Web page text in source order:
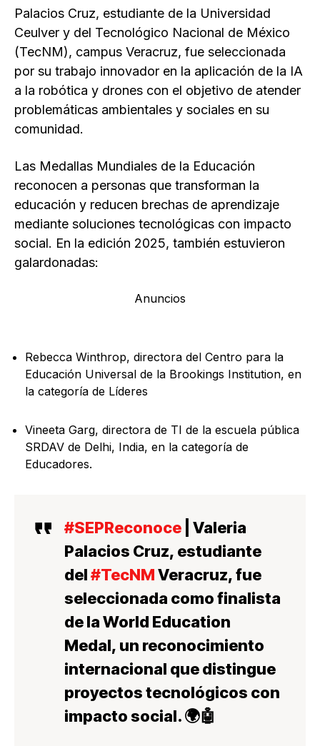
Palacios Cruz, estudiante de la Universidad
Ceulver y del Tecnológico Nacional de México
(TecNM), campus Veracruz, fue seleccionada
por su trabajo innovador en la aplicación de la IA
a la robótica y drones con el objetivo de atender
problemáticas ambientales y sociales en su
comunidad.
Las Medallas Mundiales de la Educación
reconocen a personas que transforman la
educación y reducen brechas de aprendizaje
mediante soluciones tecnológicas con impacto
social. En la edición 2025, también estuvieron
galardonadas:
Anuncios
Rebecca Winthrop, directora del Centro para la
Educación Universal de la Brookings Institution, en
la categoría de Líderes
Vineeta Garg, directora de TI de la escuela pública
SRDAV de Delhi, India, en la categoría de
Educadores.
#SEPReconoce | Valeria
Palacios Cruz, estudiante
del#TecNMVeracruz, fue
seleccionada como finalista
de la World Education
Medal, un reconocimiento
internacional que distingue
proyectos tecnológicos con
impacto social. 🌍🤖